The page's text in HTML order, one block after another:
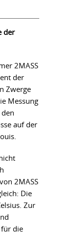
der
2MASS
der
Zwerge
Messung
auf der
2MASS
Die
Zur
die